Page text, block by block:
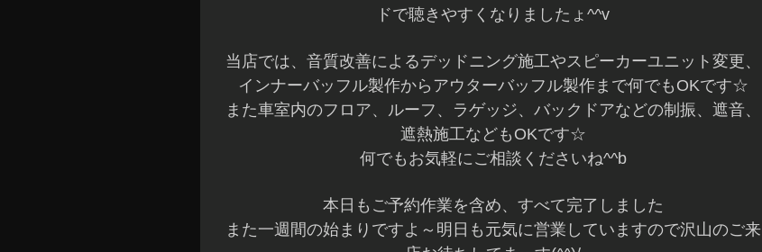
ドで聴きやすくなりましたょ^^v
当店では、音質改善によるデッドニング施工やスピーカーユニット変更、
インナーバッフル製作からアウターバッフル製作まで何でもOKです☆
また車室内のフロア、ルーフ、ラゲッジ、バックドアなどの制振、遮音、
遮熱施工などもOKです☆
何でもお気軽にご相談くださいね^^b
本日もご予約作業を含め、すべて完了しました
また一週間の始まりですよ～明日も元気に営業していますので沢山のご来